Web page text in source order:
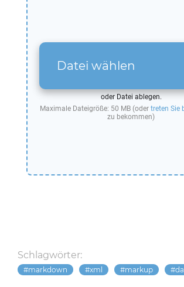
Datei wählen
oder Datei ablegen.
Maximale Dateigröße: 50 MB (oder treten Sie
zu bekommen)
Schlagwörter:
markdown xml markup